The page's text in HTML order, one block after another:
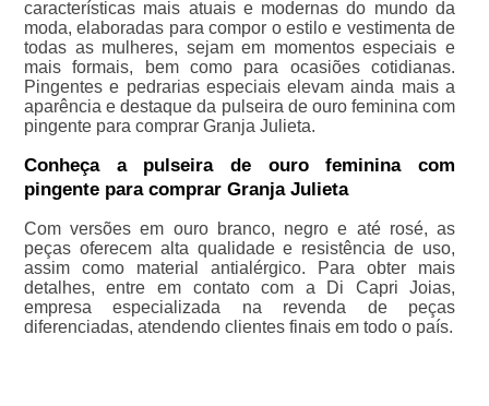
características mais atuais e modernas do mundo da
moda, elaboradas para compor o estilo e vestimenta de
todas as mulheres, sejam em momentos especiais e
mais formais, bem como para ocasiões cotidianas.
Pingentes e pedrarias especiais elevam ainda mais a
aparência e destaque da pulseira de ouro feminina com
pingente para comprar Granja Julieta.
Conheça a pulseira de ouro feminina com
pingente para comprar Granja Julieta
Com versões em ouro branco, negro e até rosé, as
peças oferecem alta qualidade e resistência de uso,
assim como material antialérgico. Para obter mais
detalhes, entre em contato com a Di Capri Joias,
empresa especializada na revenda de peças
diferenciadas, atendendo clientes finais em todo o país.